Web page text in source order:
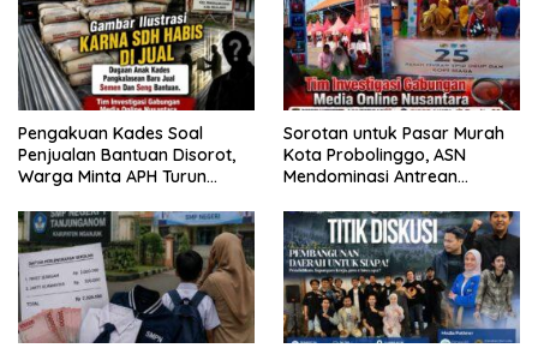
Pengakuan Kades Soal
Penjualan Bantuan Disorot,
Warga Minta APH Turun
Sorotan untuk Pasar Murah
Kota Probolinggo, ASN
Mendominasi Antrean